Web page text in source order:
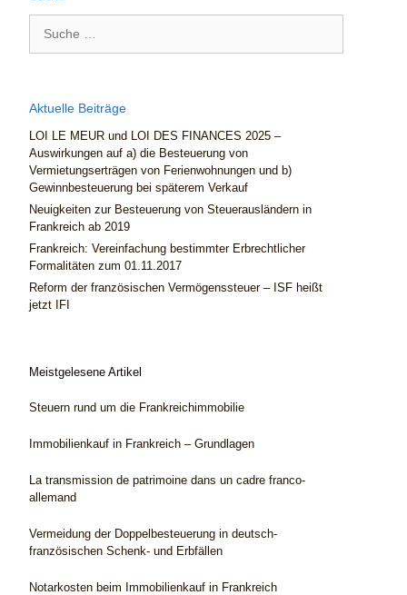
Aktuelle Beiträge
LOI LE MEUR und LOI DES FINANCES 2025 –
Auswirkungen auf a) die Besteuerung von
Vermietungserträgen von Ferienwohnungen und b)
Gewinnbesteuerung bei späterem Verkauf
Neuigkeiten zur Besteuerung von Steuerausländern in
Frankreich ab 2019
Frankreich: Vereinfachung bestimmter Erbrechtlicher
Formalitäten zum 01.11.2017
Reform der französischen Vermögenssteuer – ISF heißt
jetzt IFI
Meistgelesene Artikel
Steuern rund um die Frankreichimmobilie
Immobilienkauf in Frankreich – Grundlagen
La transmission de patrimoine dans un cadre franco-
allemand
Vermeidung der Doppelbesteuerung in deutsch-
französischen Schenk- und Erbfällen
Notarkosten beim Immobilienkauf in Frankreich